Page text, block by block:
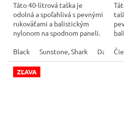
Táto 40-litrová taška je
odolná a spoľahlivá s pevnými
rukoväťami a balistickým
nylonom na spodnom paneli.
vám umožnia...
Black Sunstone, Shark Dark
ZĽAVA